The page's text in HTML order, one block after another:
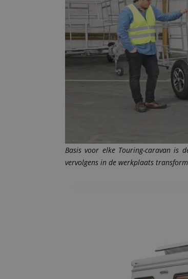
Basis voor elke Touring-caravan is
vervolgens in de werkplaats